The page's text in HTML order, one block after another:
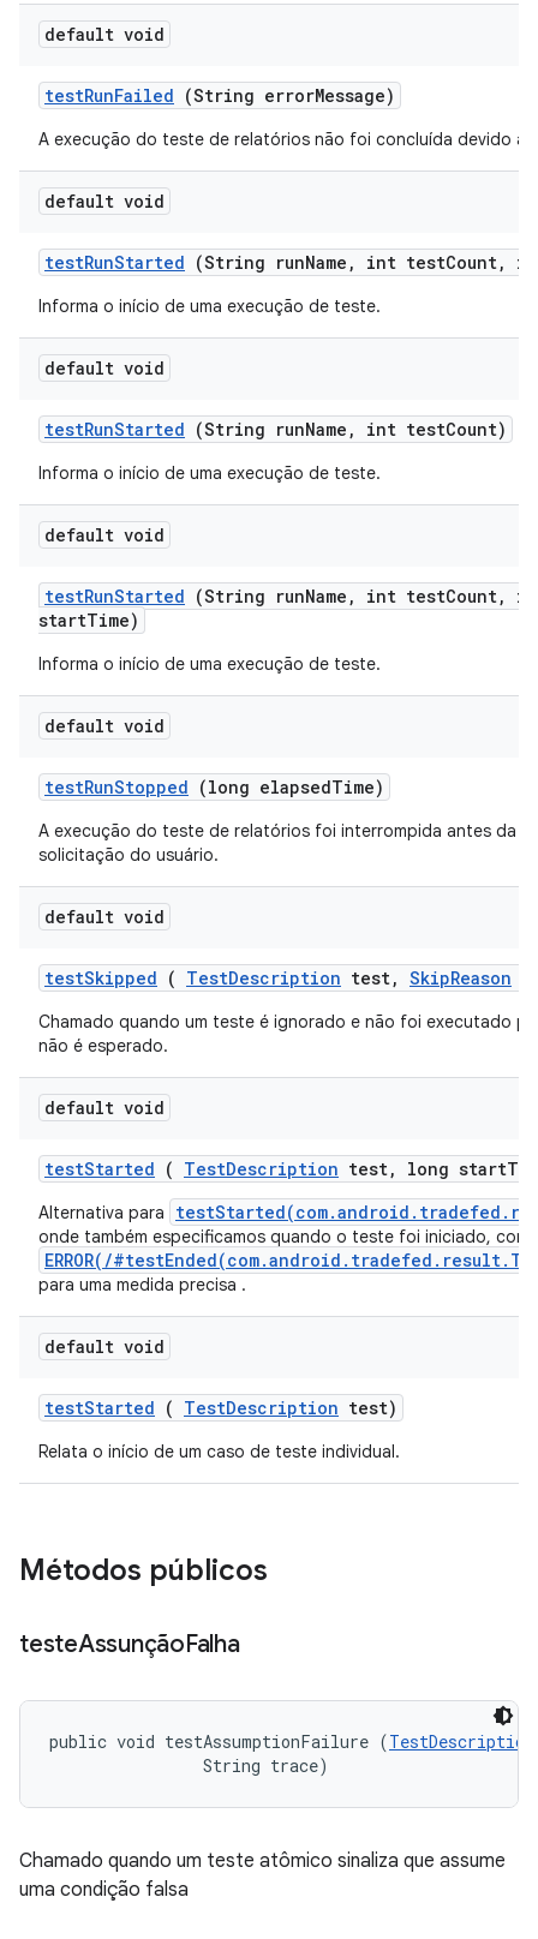
default void
testRunFailed (String errorMessage)
A execução do teste de relatórios não foi concluída devido a
default void
testRunStarted (String runName , int testCount,
Informa o início de uma execução de teste.
default void
testRunStarted (String runName , int testCount)
Informa o início de uma execução de teste.
default void
testRunStarted (String runName , int testCount,
startTime)
Informa o início de uma execução de teste.
default void
testRunStopped (long elapsedTime)
A execução do teste de relatórios foi interrompida antes da
solicitação do usuário.
default void
testSkipped ( TestDescription test, SkipReason
Chamado quando um teste é ignorado e não foi executado
não é esperado.
default void
testStarted ( TestDescription test, long start
Alternativa para
onde também especificamos quando o teste foi iniciado,
ERROR(/
para uma medida precisa .
default void
testStarted ( TestDescription test)
Relata o início de um caso de teste individual.
Métodos públicos
testeAssunçãoFalha
public void testAssumptionFailure (TestDescription
                String trace)
Chamado quando um teste atômico sinaliza que assume
uma condição falsa